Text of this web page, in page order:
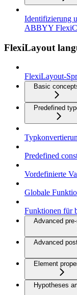
Identifizierung
ABBYY
FlexiLayout
FlexiLayout-
Basic
Predefined
Predefined
Vordefinierte
Globale
Funktionen für
Advanced
Advanced
Element
Hypotheses